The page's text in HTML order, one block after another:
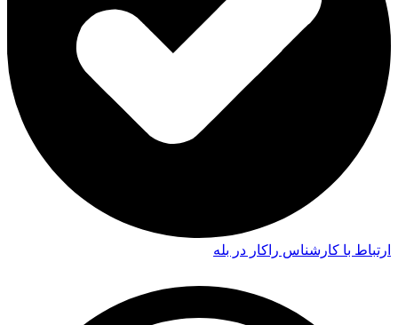
ارتباط با کارشناس راکار در بله